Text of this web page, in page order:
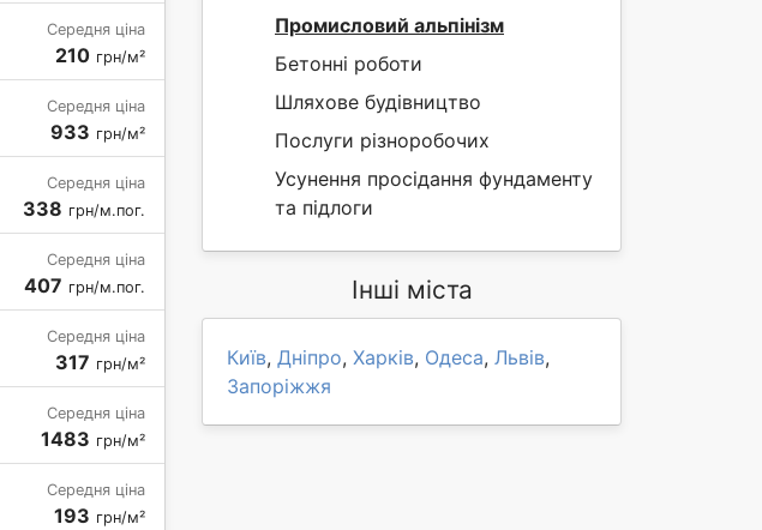
Середня ціна
210 грн/м²
Середня ціна
933 грн/м²
Середня ціна
338 грн/м.пог.
Середня ціна
407 грн/м.пог.
Середня ціна
317 грн/м²
Середня ціна
1483 грн/м²
Середня ціна
193 грн/м²
Промисловий альпінізм
Бетонні роботи
Шляхове будівництво
Послуги різноробочих
Усунення просідання фундаменту
та підлоги
Інші міста
Київ, Дніпро, Харків, Одеса, Львів,
Запоріжжя